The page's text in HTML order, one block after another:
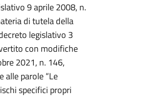
9 aprile 2008, n.
di tutela della
legislativo 3
con modifiche
2021, n. 146,
parole “Le
specifici propri